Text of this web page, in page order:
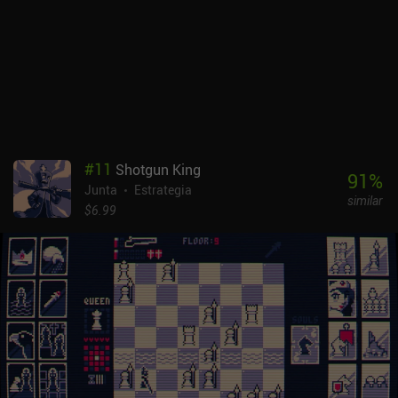
devastadora influencia del factor aleatorio. Elder Sign: Omens es
un juego premium sin anuncios. Contiene varios iAP para
desbloquear escenarios adicionales, algunos de los cuales nos
experimentar nuevas mecánicas de juego. Es una buena
adaptación de un juego en general agradable que es agradable
jugar de vez en cuando por nuestra cuenta, o junto con amigos en
el mismo dispositivo.
#11 Shotgun King
Junta
Estrategia
$6.99
91%
similar